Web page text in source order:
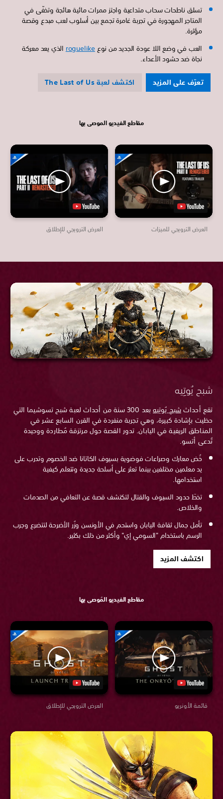
تسلق ناطحات سحاب متداعية واجتز ممرات مائية هائجة وتخفّى في
المتاجر المهجورة في تجربة غامرة تجمع بين أسلوب لعب مبدع وقصة
مؤثرة.
العب في وضع اللا عودة الجديد من نوع roguelike الذي يعد معركة
نجاة ضد حشود الأعداء.
تعرّف على المزيد اكتشف لعبة The Last of Us
مقاطع الفيديو الموصى بها
العرض الترويجي للإطلاق العرض الترويجي للميزات
شبح يُوتِيه
تقع أحداث شبح يُوتِيه
بعد 300 سنة من أحداث لعبة شبح تسوشيما التي
حظيت بإشادة كبيرة، وهي تجربة منفردة في القرن السابع عشر في
المناطق الريفية في اليابان. تدور القصة حول مرتزقة مُطاردة ووحيدة
تُدعى أتسو.
خُض معارك وصراعات فوضوية بسيوف الكاتانا ضد الخصوم وتدرب على
يد معلمين مختلفين بينما تعثر على أسلحة جديدة وتتعلم كيفية
استخدامها.
تخطَ حدود السيوف والقتال لتكتشف قصة عن التعافي من الصدمات
والخلاص.
تأمل جمال ثقافة اليابان واستحم في الأونسن وزُر الأضرحة لتتضرع وجرب
الرسم باستخدام "السومي إي" وأكثر من ذلك بكثير.
اكتشف المزيد
مقاطع الفيديو المُوصى بها
العرض الترويجي للإطلاق قائمة الأونريو